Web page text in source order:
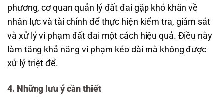
phương, cơ quan quản lý đất đai gặp khó khăn về
nhân lực và tài chính để thực hiện kiểm tra, giám sát
và xử lý vi phạm đất đai một cách hiệu quả. Điều này
làm tăng khả năng vi phạm kéo dài mà không được
xử lý triệt để.
4. Những lưu ý cần thiết